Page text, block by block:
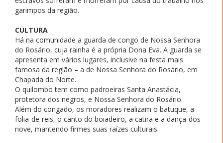
garimpos da região.
CULTURA
Há na comunidade a guarda de congo de Nossa Senhora
do Rosário, cuja rainha é a própria Dona Eva. A guarda se
apresenta em vários lugares, inclusive na festa mais
famosa da região – a de Nossa Senhora do Rosário, em
Chapada do Norte.
O quilombo tem como padroeiras Santa Anastácia,
protetora dos negros, e Nossa Senhora do Rosário.
Além do congado, os moradores realizam o batuque, a
folia-de-reis, o canto do boiadeiro, a catira e a dança-dos-
nove, mantendo firmes suas raízes culturais.